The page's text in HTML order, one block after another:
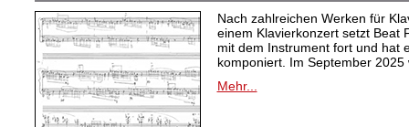
Nach zahlreichen Werken für
einem Klavierkonzert setzt Beat
mit dem Instrument fort und hat
komponiert. Im September
Mehr...